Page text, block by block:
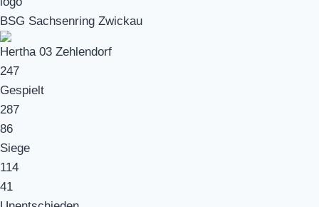
BSG Sachsenring Zwickau
Hertha 03 Zehlendorf
247
Gespielt
287
86
Siege
114
41